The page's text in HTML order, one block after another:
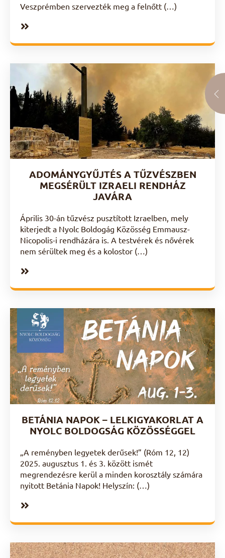
Veszprémben szervezték meg a felnőtt (…)
ADOMÁNYGYŰJTÉS A TŰZVÉSZBEN
MEGSÉRÜLT IZRAELI RENDHÁZ
JAVÁRA
Április 30-án tűzvész pusztított Izraelben, mely
kiterjedt a Nyolc Boldogág Közösség Emmausz-
Nicopolis-i rendházára is. A testvérek és nővérek
nem sérültek meg és a kolostor (…)
BETÁNIA NAPOK – LELKIGYAKORLAT A
NYOLC BOLDOGSÁG KÖZÖSSÉGGEL
„A reményben legyetek derűsek!” (Róm 12, 12)
2025. augusztus 1. és 3. között ismét
megrendezésre kerül a minden korosztály számára
nyitott Betánia Napok! Helyszín: (…)